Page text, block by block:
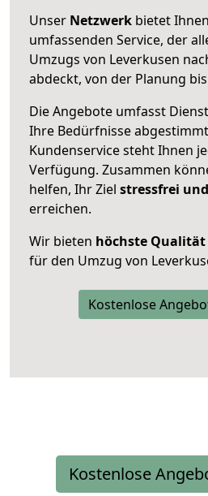
Unser Netzwerk bietet
umfassenden Service, der
Umzugs von Leverkusen
abdeckt, von der Planung
Die Angebote umfasst
Ihre Bedürfnisse
Kundenservice steht Ihnen
Verfügung. Zusammen
helfen, Ihr Ziel stressfrei
erreichen.
Wir bieten höchste Qualität
für den Umzug von
Kostenlose
Kostenlose